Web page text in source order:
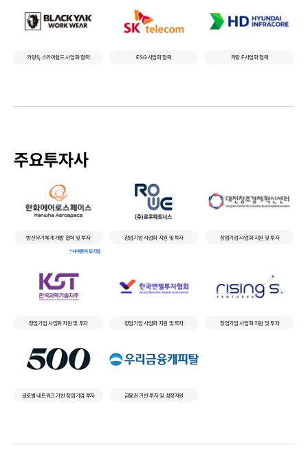
카랑S, 스카이쉴드 사업화 협력 ESG 사업화 협력 카랑 F 사업화 협력
주요투자사
방산무기체계 개발 협력 및 투자
*사내벤처 모기업
창업기업 사업화 지원 및 투자 창업기업 사업화 지원 및 투자
창업기업 사업화 지원 및 투자 창업기업 사업화 지원 및 투자 창업기업 사업화 지원 및 투자
글로벌 네트워크 기반 창업기업 투자 금융권 기반 투자 및 성장지원